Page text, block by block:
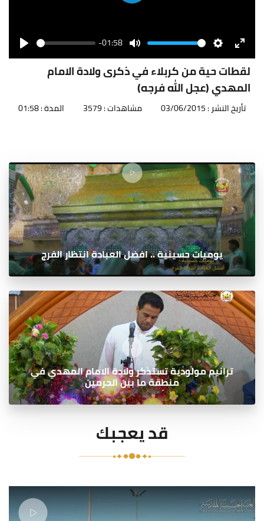
Play
Seek -01:58
Mute
Volume
SettingsEnter
لقطات حية من كربلاء في ذكرى ولادة الامام
المهدي (عجل الله فرجه)
تأريخ النشر : 03/06/2015 مشاهدات : 3579 المدة : 01:58
يوميات حسينية .. افضل العبادة انتظار الفرج
ترانيم مولودية تستذكر ولادة الامام المهدي في
منطقة ما بين الحرمين
قد يعجبك